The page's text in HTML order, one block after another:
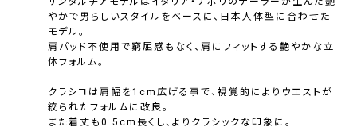
やかで男らしいスタイルをベースに、日本人体型に合わせた
モデル。
肩パッド不使用で窮屈感もなく、肩にフィットする艶やかな立
体フォルム。
クラシコは肩幅を1cm広げる事で、視覚的によりウエストが
絞られたフォルムに改良。
また着丈も0.5cm長くし、よりクラシックな印象に。